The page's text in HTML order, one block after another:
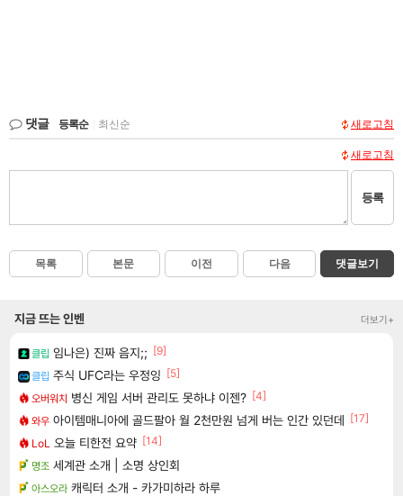
댓글 등록순 최신순 새로고침
새로고침
등록
목록 본문 이전 다음 댓글보기
지금 뜨는 인벤 더보기+
클립 임나은) 진짜 음지;; [9]
클립 주식 UFC라는 우정잉 [5]
오버워치 병신 게임 서버 관리도 못하냐 이젠? [4]
와우 아이템매니아에 골드팔아 월 2천만원 넘게 버는 인간 있던데 [17]
LoL 오늘 티한전 요약 [14]
명조 세계관 소개 | 소명 상인회
아스오라 캐릭터 소개 - 카가미하라 하루